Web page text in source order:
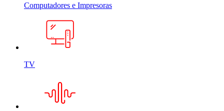
Computadores e Impresoras
TV